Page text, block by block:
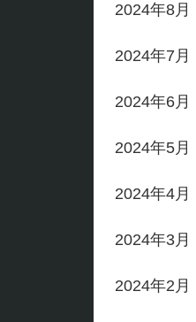
2024年8月
2024年7月
2024年6月
2024年5月
2024年4月
2024年3月
2024年2月